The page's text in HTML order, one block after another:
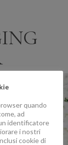
quando
ad
identificatore
i nostri
cookie di